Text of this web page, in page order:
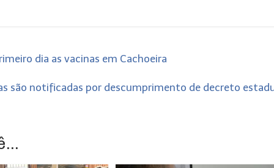
dia as vacinas em Cachoeira
são notificadas por descumprimento de decreto